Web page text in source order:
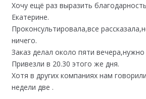
Хочу ещё раз выразить благодарность
Екатерине.
Проконсультировала,все
ничего.
Заказ делал около пяти
Привезли в 20.30 этого же дня.
Хотя в других компаниях нам
недели две .